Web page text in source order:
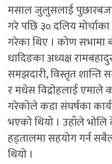
मसाल जुलुसलाई
गरे पछि ३० दलिय
गरेका थिए । कोण सभामा
धादिङका अध्यक्ष
समझदारी, विस्तृत शान्ति
र मधेस विद्रोहलाई एमाले
गरेकोले कडा संघर्षका
भएको थियो । उहाँले
हड्तालमा सहयोग गर्न
थियो ।